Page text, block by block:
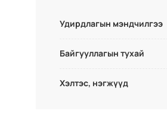
Удирдлагын мэндчилгээ
Байгууллагын тухай
Хэлтэс, нэгжүүд